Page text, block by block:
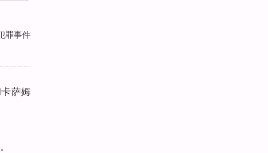
罪事件
萨姆